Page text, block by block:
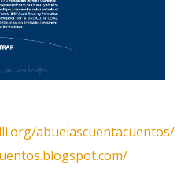
abuelascuentacuentos/